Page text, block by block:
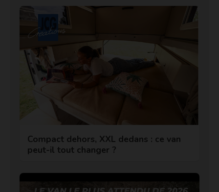
Compact dehors, XXL dedans : ce van
peut-il tout changer ?